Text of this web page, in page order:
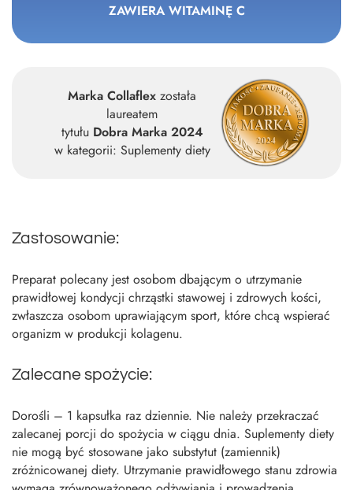
ZAWIERA WITAMINĘ C
Marka Collaflex została
laureatem
tytułu Dobra Marka 2024
w kategorii: Suplementy diety
Zastosowanie:
Preparat polecany jest osobom dbającym o utrzymanie
prawidłowej kondycji chrząstki stawowej i zdrowych kości,
zwłaszcza osobom uprawiającym sport, które chcą wspierać
organizm w produkcji kolagenu.
Zalecane spożycie:
Dorośli – 1 kapsułka raz dziennie. Nie należy przekraczać
zalecanej porcji do spożycia w ciągu dnia. Suplementy diety
nie mogą być stosowane jako substytut (zamiennik)
zróżnicowanej diety. Utrzymanie prawidłowego stanu zdrowia